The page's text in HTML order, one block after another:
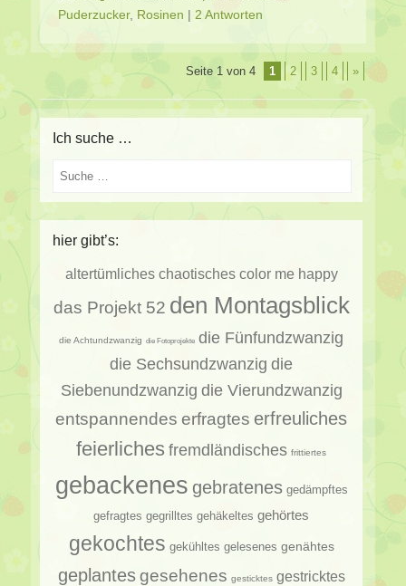
Puderzucker, Rosinen | 2 Antworten
Beitragsverzeichnis Seite 1 von 4 1 2 3 4 »
Ich suche …
Suche
hier gibt’s:
altertümliches chaotisches color me happy
das Projekt 52 den Montagsblick
die Achtundzwanzig die Fotoprojekte die Fünfundzwanzig
die Sechsundzwanzig die
Siebenundzwanzig die Vierundzwanzig
entspannendes erfragtes erfreuliches
feierliches fremdländisches frittiertes
gebackenes gebratenes gedämpftes
gefragtes gegrilltes gehäkeltes gehörtes
gekochtes gekühltes gelesenes genähtes
geplantesgesehenes gesticktes gestricktes